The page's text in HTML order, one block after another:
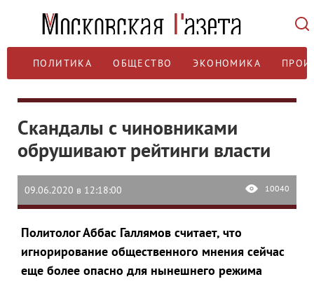
ПОЛИТИКА ОБЩЕСТВО ЭКОНОМИКА
Скандалы с чиновниками
обрушивают рейтинги власти
09.06.2020 в 12:18:00 10040
Политолог Аббас Галлямов считает, что
игнорирование общественного мнения сейчас
еще более опасно для нынешнего режима